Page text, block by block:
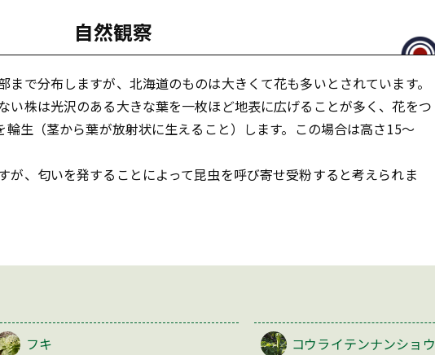
自然観察
で分布しますが、北海道のものは大きくて花も多いとされています。
い株は光沢のある大きな葉を一枚ほど地表に広げることが多く、花をつ
生（茎から葉が放射状に生えること）します。この場合は高さ15〜
が、匂いを発することによって昆虫を呼び寄せ受粉すると考えられま
フキ コウライテンナンショウ